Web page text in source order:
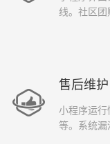
线。社区
售后维护
小程序运
等。系统漏